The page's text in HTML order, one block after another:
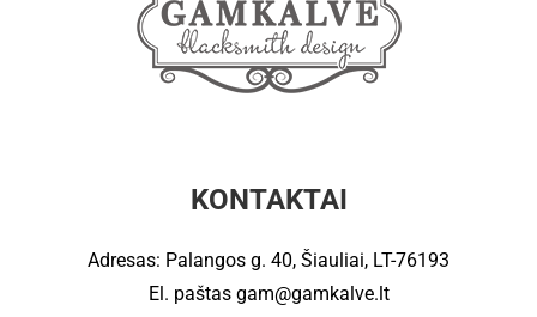
KONTAKTAI
Adresas: Palangos g. 40, Šiauliai, LT-76193
El. paštas gam@gamkalve.lt